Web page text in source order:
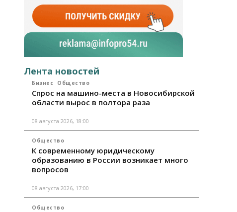
Лента новостей
Бизнес Общество
Спрос на машино-места в Новосибирской
области вырос в полтора раза
08 августа 2026, 18:00
Общество
К современному юридическому
образованию в России возникает много
вопросов
08 августа 2026, 17:00
Общество